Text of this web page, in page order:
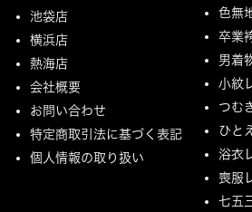
池袋店
横浜店
熱海店
会社概要
お問い合わせ
特定商取引法に基づく表記
個人情報の取り扱い
色無
卒業
男着
小紋
つむ
ひと
浴衣
喪服
七五